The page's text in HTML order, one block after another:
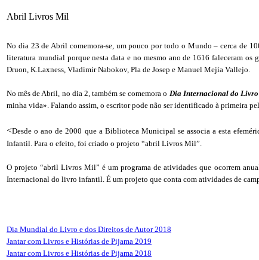
Abril Livros Mil
No dia 23 de Abril comemora-se, um pouco por todo o Mundo – cerca de
literatura mundial porque nesta data e no mesmo ano de 1616 faleceram os
Druon, K.Laxness, Vladimir Nabokov, Pla de Josep e Manuel Mejía Vallejo.
No mês de Abril, no dia 2, também se comemora o Dia Internacional do
minha vida». Falando assim, o escritor pode não ser identificado à primeira
<Desde o ano de 2000 que a Biblioteca Municipal se associa a esta
Infantil. Para o efeito, foi criado o projeto “abril Livros Mil”.
O projeto “abril Livros Mil” é um programa de atividades que ocorrem
Internacional do livro infantil. É um projeto que conta com atividades de
Dia Mundial do Livro e dos Direitos de Autor 2018
Jantar com Livros e Histórias de Pijama 2019
Jantar com Livros e Histórias de Pijama 2018